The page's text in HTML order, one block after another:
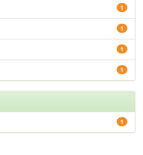
1
1
1
1
1